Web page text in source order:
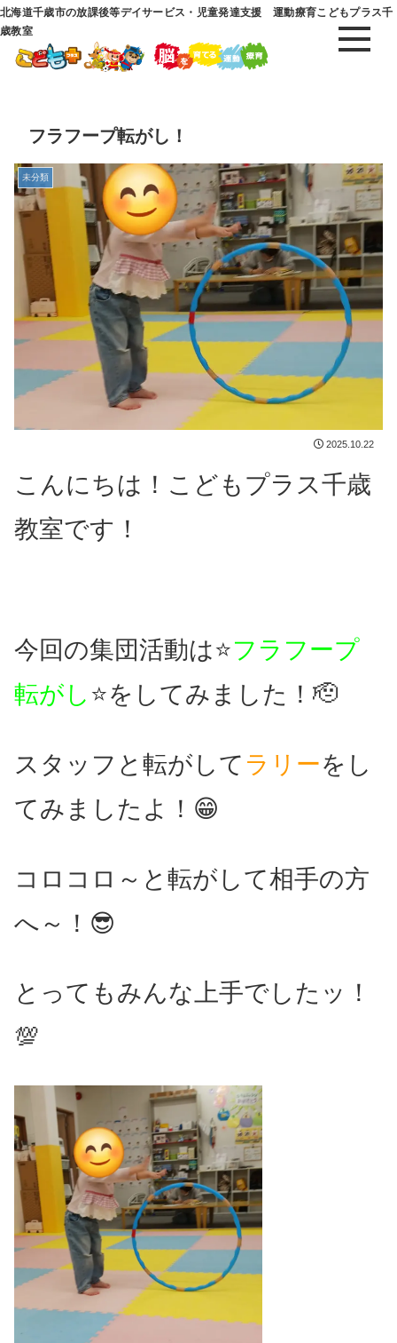
北海道千歳市の放課後等デイサービス・児童発達支援 運動療育こどもプラス千
歳教室
フラフープ転がし！
未分類
2025.10.22
こんにちは！こどもプラス千歳
教室です！
今回の集団活動は⭐フラフープ
転がし⭐をしてみました！🫡
スタッフと転がして ラリーをし
てみましたよ！😁
コロコロ～と転がして相手の方
へ～！😎
とってもみんな上手でしたッ！
💯